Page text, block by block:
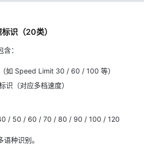
识（20类）
：
如 Speed Limit 30 / 60 / 100 等）
识（对应多档速度）
/ 50 / 60 / 70 / 80 / 90 / 100 / 120
种识别。